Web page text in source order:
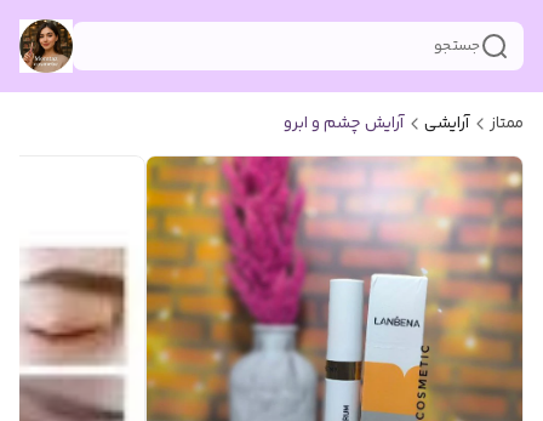
جستجو
ممتاز آرایشی آرایش چشم و ابرو